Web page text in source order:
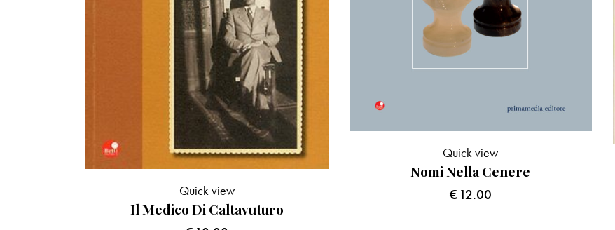
Il Medico Di Caltavuturo
Quick view
Nomi Nella Cenere
€12.00
Quick view